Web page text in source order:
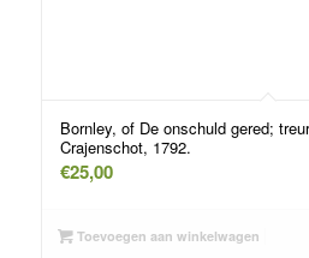
Bornley, of De onschuld gered;
Crajenschot, 1792.
€25,00
Toevoegen aan winkelwagen